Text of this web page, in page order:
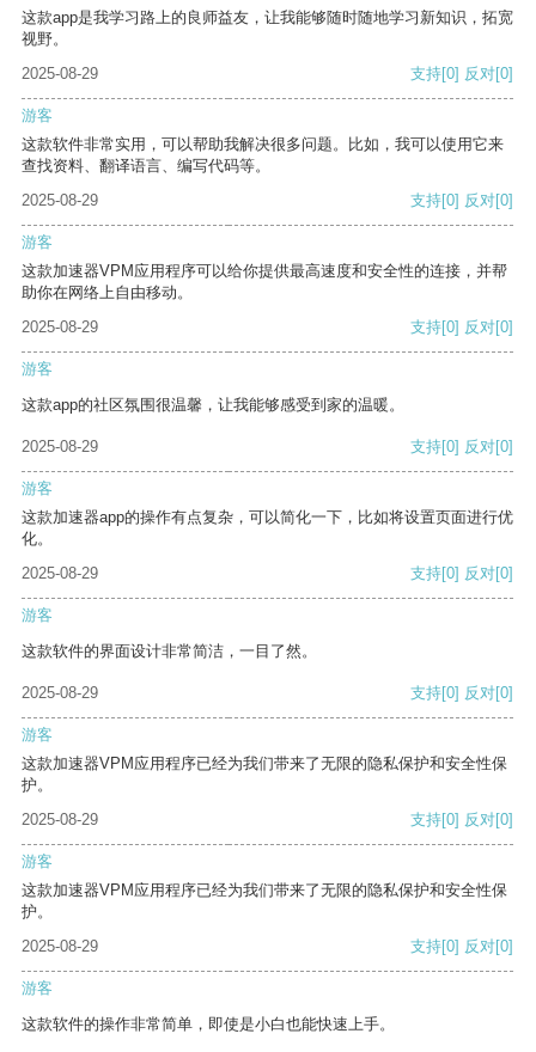
这款app是我学习路上的良师益友，让我能够随时随地学习新知识，拓宽
视野。
2025-08-29
支持[0] 反对[0]
游客
这款软件非常实用，可以帮助我解决很多问题。比如，我可以使用它来
查找资料、翻译语言、编写代码等。
2025-08-29
支持[0] 反对[0]
游客
这款加速器VPM应用程序可以给你提供最高速度和安全性的连接，并帮
助你在网络上自由移动。
2025-08-29
支持[0] 反对[0]
游客
这款app的社区氛围很温馨，让我能够感受到家的温暖。
2025-08-29 支持[0] 反对[0]
游客
这款加速器app的操作有点复杂，可以简化一下，比如将设置页面进行优
化。
2025-08-29
支持[0] 反对[0]
游客
这款软件的界面设计非常简洁，一目了然。
2025-08-29 支持[0] 反对[0]
游客
这款加速器VPM应用程序已经为我们带来了无限的隐私保护和安全性保
护。
2025-08-29
支持[0] 反对[0]
游客
这款加速器VPM应用程序已经为我们带来了无限的隐私保护和安全性保
护。
2025-08-29
支持[0] 反对[0]
游客
这款软件的操作非常简单，即使是小白也能快速上手。